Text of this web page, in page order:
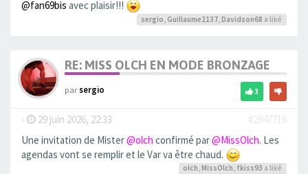
@fan69bis avec plaisir!!!
sergio Guillaume2137 Davidson68 a liké
RE: MISS OLCH EN MODE BRONZAGE
parsergio 3
- 29 juin 2026, 22:33
#2947716
Une invitation de Mister@olch confirmé par@MissOlch. Les
agendas vont se remplir et le Var va être chaud.
olch, MissOlch, fkiss93 a liké